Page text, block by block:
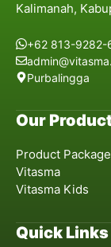
Kalimanah,
+62 813-9282-
Purbalingga
Our
Product Package
Vitasma
Vitasma Kids
Quick Links